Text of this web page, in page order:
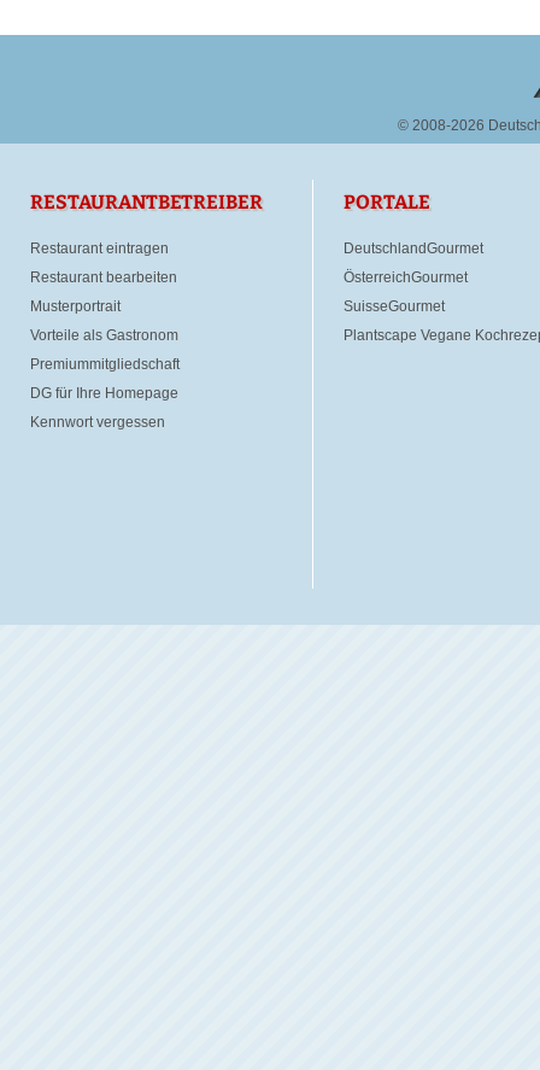
© 2008-2026
RESTAURANTBETREIBER
Restaurant eintragen
Restaurant bearbeiten
Musterportrait
Vorteile als Gastronom
Premiummitgliedschaft
DG für Ihre Homepage
Kennwort vergessen
PORTALE
DeutschlandGourmet
ÖsterreichGourmet
SuisseGourmet
Plantscape Vegane